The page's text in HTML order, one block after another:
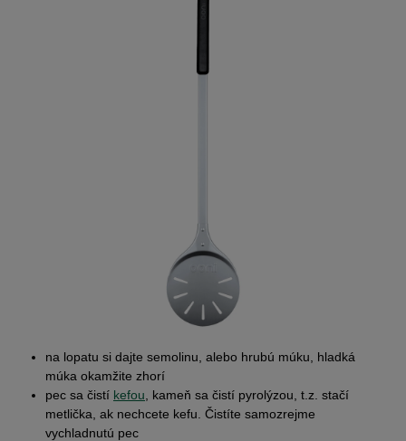
na lopatu si dajte semolinu, alebo hrubú múku, hladká
múka okamžite zhorí
pec sa čistí kefou , kameň sa čistí pyrolýzou, t.z. stačí
metlička, ak nechcete kefu. Čistíte samozrejme
vychladnutú pec